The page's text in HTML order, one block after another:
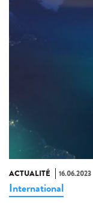
ACTUALITÉ 16.06.2023
International